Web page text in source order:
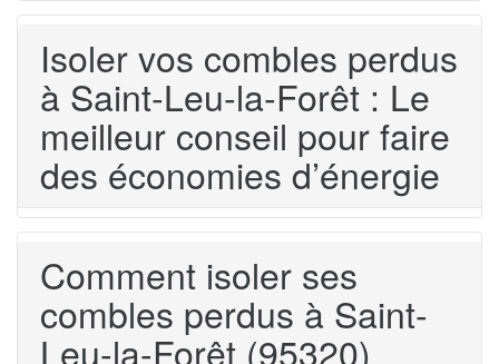
Isoler vos combles perdus
à Saint-Leu-la-Forêt : Le
meilleur conseil pour faire
des économies d’énergie
Comment isoler ses
combles perdus à Saint-
Leu-la-Forêt (95320)